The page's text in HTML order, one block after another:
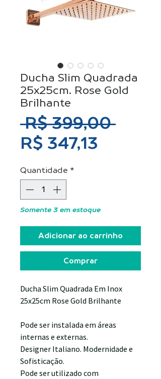
Ducha Slim Quadrada
25x25cm. Rose Gold
Brilhante
R$ 399,00 Preço
R$ 347,13
Quantidade *
Somente 3 em estoque
Adicionar ao carrinho
Comprar
Ducha Slim Quadrada Em Inox
25x25cm Rose Gold Brilhante
Pode ser instalada em áreas
internas e externas.
Designer Italiano. Modernidade e
Sofisticação.
Pode ser utilizado com